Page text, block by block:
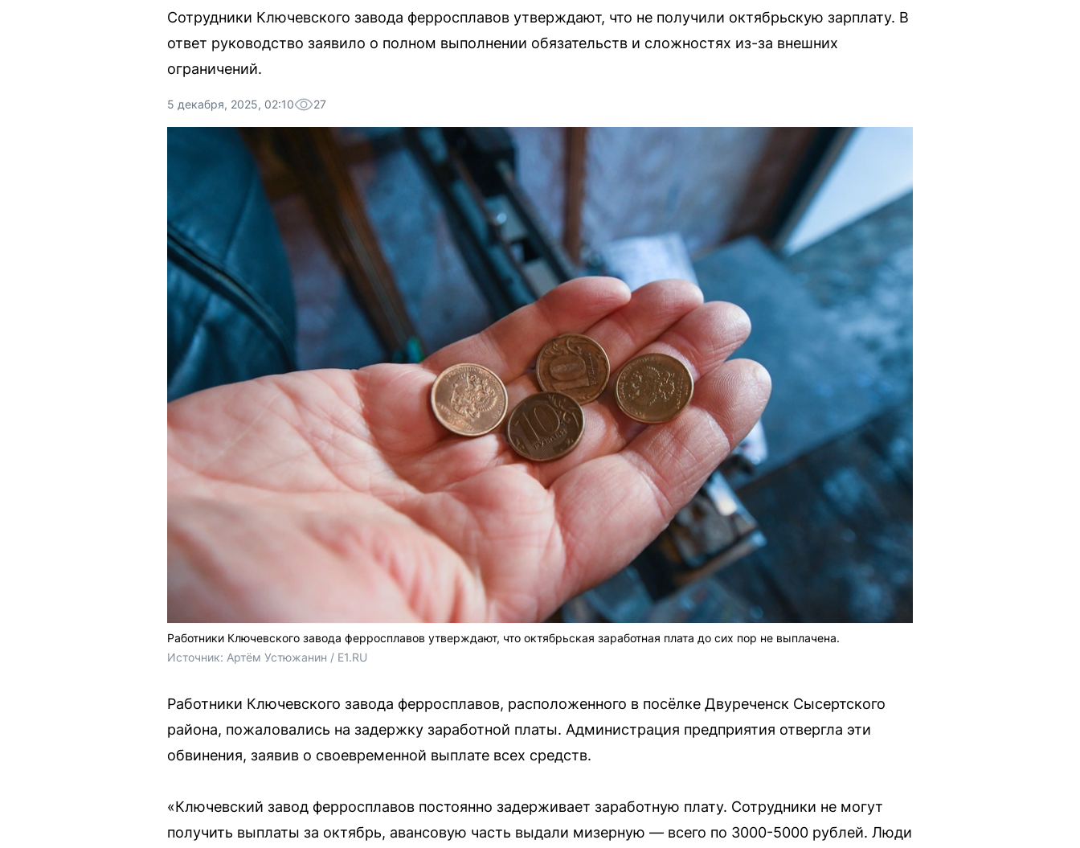
Сотрудники Ключевского завода ферросплавов утверждают, что не получили октябрьскую зарплату. В
ответ руководство заявило о полном выполнении обязательств и сложностях из-за внешних
ограничений.
5 декабря, 2025, 02:10 27
Работники Ключевского завода ферросплавов утверждают, что октябрьская заработная плата до сих пор не выплачена.
Источник: Артём Устюжанин / E1.RU
Работники Ключевского завода ферросплавов, расположенного в посёлке Двуреченск Сысертского
района, пожаловались на задержку заработной платы. Администрация предприятия отвергла эти
обвинения, заявив о своевременной выплате всех средств.
«Ключевский завод ферросплавов постоянно задерживает заработную плату. Сотрудники не могут
получить выплаты за октябрь, авансовую часть выдали мизерную — всего по 3000-5000 рублей. Люди